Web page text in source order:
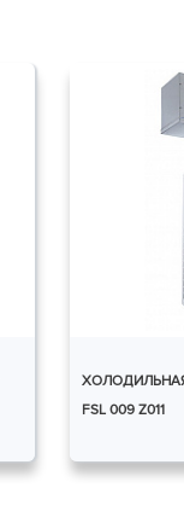
FSL 009 Z011